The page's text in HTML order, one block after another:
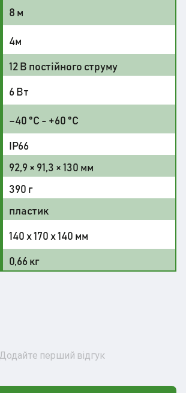
8 м
4м
12 В постійного струму
6 Вт
–40 °C - +60 °C
IP66
92,9 × 91,3 × 130 мм
390 г
пластик
140 x 170 x 140 мм
0,66 кг
Додайте перший відгук